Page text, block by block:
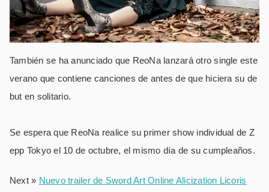
También se ha anunciado que ReoNa lanzará otro single este
verano que contiene canciones de antes de que hiciera su de
but en solitario.
Se espera que ReoNa realice su primer show individual de Z
epp Tokyo el 10 de octubre, el mismo día de su cumpleaños.
Next » Nuevo trailer de Sword Art Online Alicization Licoris